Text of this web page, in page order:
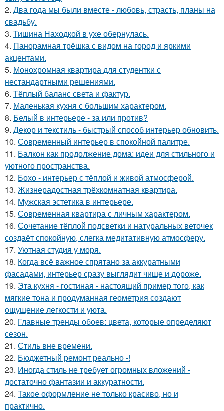
2. Два года мы были вместе - любовь, страсть, планы на
свадьбу.
3. Тишина Находкой в ухе обернулась.
4. Панорамная трёшка с видом на город и яркими
акцентами.
5. Монохромная квартира для студентки с
нестандартными решениями.
6. Тёплый баланс света и фактур.
7. Маленькая кухня с большим характером.
8. Белый в интерьере - за или против?
9. Декор и текстиль - быстрый способ интерьер обновить.
10. Современный интерьер в спокойной палитре.
11. Балкон как продолжение дома: идеи для стильного и
уютного пространства.
12. Бохо - интерьер с тёплой и живой атмосферой.
13. Жизнерадостная трёхкомнатная квартира.
14. Мужская эстетика в интерьере.
15. Современная квартира с личным характером.
16. Сочетание тёплой подсветки и натуральных веточек
создаёт спокойную, слегка медитативную атмосферу.
17. Уютная студия у моря.
18. Когда всё важное спрятано за аккуратными
фасадами, интерьер сразу выглядит чище и дороже.
19. Эта кухня - гостиная - настоящий пример того, как
мягкие тона и продуманная геометрия создают
ощущение легкости и уюта.
20. Главные тренды обоев: цвета, которые определяют
сезон.
21. Стиль вне времени.
22. Бюджетный ремонт реально -!
23. Иногда стиль не требует огромных вложений -
достаточно фантазии и аккуратности.
24. Такое оформление не только красиво, но и
практично.